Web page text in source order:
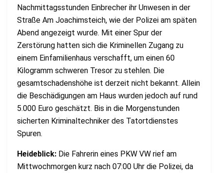
Nachmittagsstunden Einbrecher ihr Unwesen in der
Straße Am Joachimsteich, wie der Polizei am späten
Abend angezeigt wurde. Mit einer Spur der
Zerstörung hatten sich die Kriminellen Zugang zu
einem Einfamilienhaus verschafft, um einen 60
Kilogramm schweren Tresor zu stehlen. Die
gesamtschadenshöhe ist derzeit nicht bekannt. Allein
die Beschädigungen am Haus wurden jedoch auf rund
5.000 Euro geschätzt. Bis in die Morgenstunden
sicherten Kriminaltechniker des Tatortdienstes
Spuren.
Heideblick: Die Fahrerin eines PKW VW rief am
Mittwochmorgen kurz nach 07:00 Uhr die Polizei, da